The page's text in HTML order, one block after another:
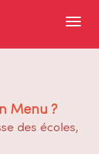
Menu ?
des écoles,